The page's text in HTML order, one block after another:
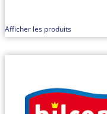
Afficher les produits